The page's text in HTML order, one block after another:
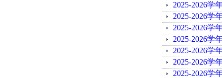
2025-2026学
2025-2026学
2025-2026学
2025-2026学
2025-2026学
2025-2026学
2025-2026学